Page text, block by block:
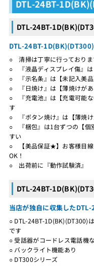
DTL-24BT-
DTL-24BT-
DTL-24BT-
○ 清掃は丁寧に行っており
○ 『液晶ディスプレイ傷』は
○ 『示名条』は【未記入美
○ 『日焼け』は【薄焼けがあ
○ 『充電池』は【充電可能な
す
○ 『ボタン焼け』は【薄焼
○ 『梱包』は1台ずつの【個
すい
○ 【美品保証★】お客様目線
OK！
○ 出荷前に『動作試験済』
DTL-24BT-
当店が独自に収集した
○ DTL-24BT-1D(BK)(DT300)
です
○ 受話器がコードレス電話機
○ バックライト機能あり
○ DT300シリーズ